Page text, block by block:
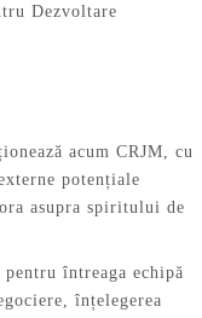
Dezvoltare
acum CRJM, cu
potențiale
asupra spiritului de
întreaga echipă
înțelegerea